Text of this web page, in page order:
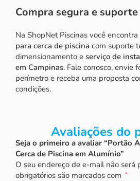
Compra segura e suporte
Na ShopNet Piscinas você encontra
para cerca de piscina com suporte
dimensionamento e serviço de
em Campinas. Fale conosco, envie
perímetro e receba uma proposta
condições.
Avaliações do
Seja o primeiro a avaliar “Portão
Cerca de Piscina em Alumínio”
O seu endereço de e-mail não será
obrigatórios são marcados com *